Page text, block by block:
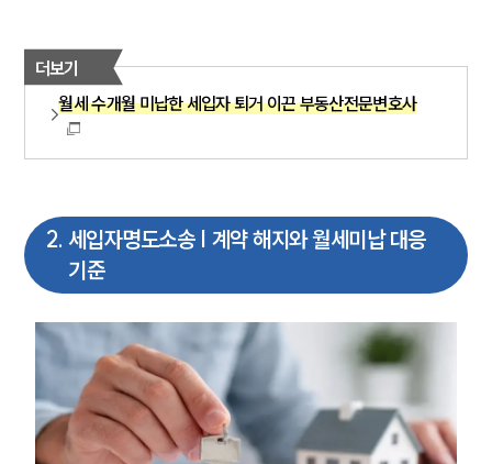
더보기
월세 수개월 미납한 세입자 퇴거 이끈 부동산전문변호사
2. 세입자명도소송 | 계약 해지와 월세미납 대응
기준